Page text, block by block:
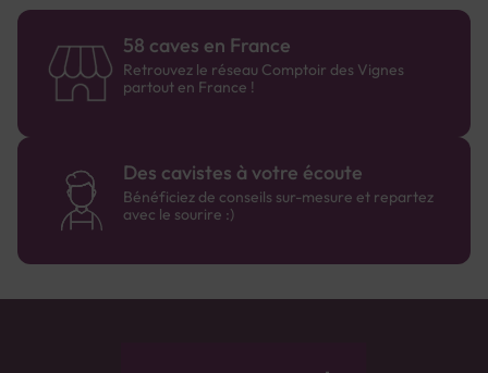
58 caves en France
Retrouvez le réseau Comptoir des Vignes
partout en France !
Des cavistes à votre écoute
Bénéficiez de conseils sur-mesure et repartez
avec le sourire :)